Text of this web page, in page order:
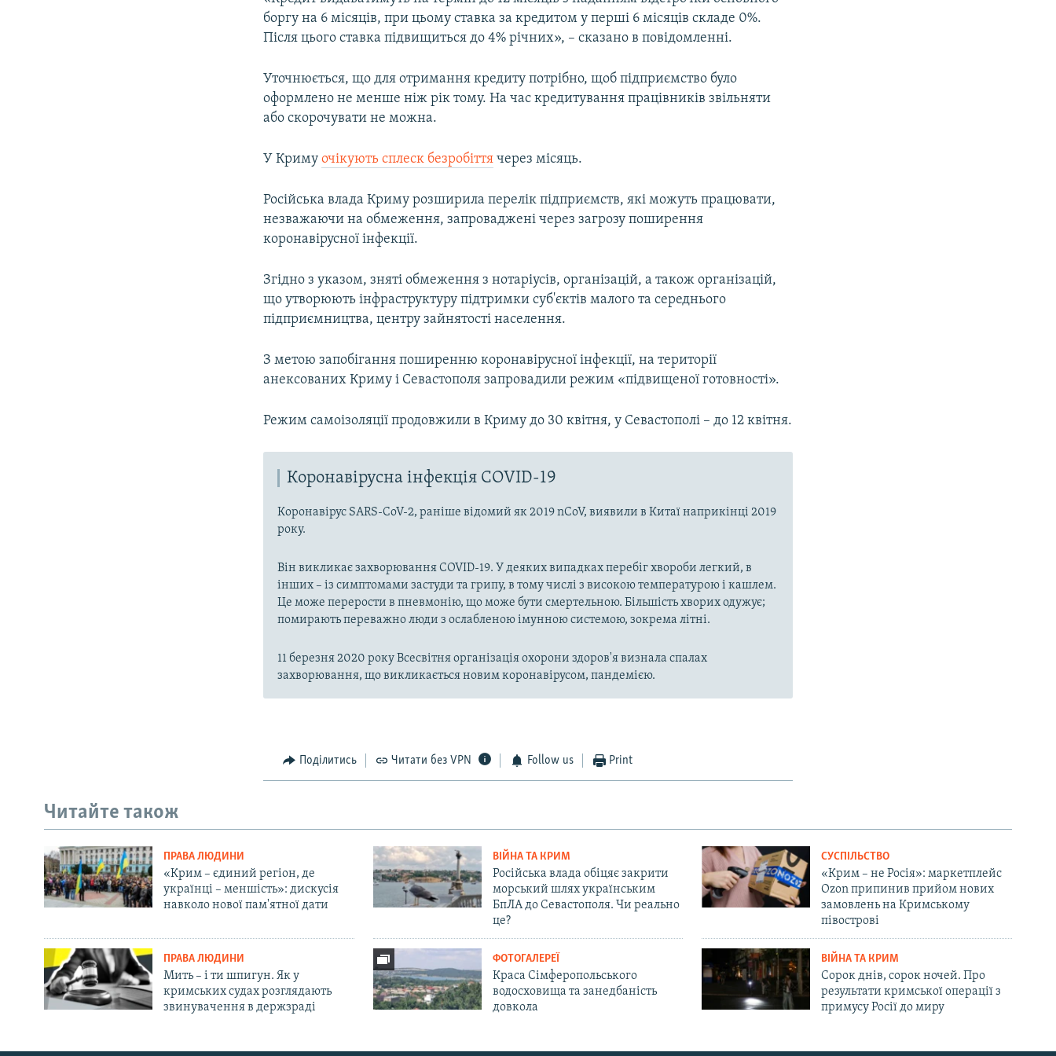
Русский
боргу на 6 місяців, при цьому ставка за кредитом у перші 6 місяців складе 0%.
Після цього ставка підвищиться до 4% річних», – сказано в повідомленні.
Уточнюється, що для отримання кредиту потрібно, щоб підприємство було
оформлено не менше ніж рік тому. На час кредитування працівників звільняти
або скорочувати не можна.
У Кримуочікують сплеск безробіття через місяць.
Російська влада Криму розширила перелік підприємств, які можуть працювати,
незважаючи на обмеження, запроваджені через загрозу поширення
коронавірусної інфекції.
Згідно з указом, зняті обмеження з нотаріусів, організацій, а також організацій,
що утворюють інфраструктуру підтримки суб'єктів малого та середнього
підприємництва, центру зайнятості населення.
З метою запобігання поширенню коронавірусної інфекції, на території
анексованих Криму і Севастополя запровадили режим «підвищеної готовності».
Режим самоізоляції продовжили в Криму до 30 квітня, у Севастополі – до 12 квітня.
Коронавірусна інфекція COVID-19
Коронавірус SARS-CoV-2, раніше відомий як 2019 nCoV, виявили в Китаї наприкінці 2019
року.
Він викликає захворювання COVID-19. У деяких випадках перебіг хвороби легкий, в
інших – із симптомами застуди та грипу, в тому числі з високою температурою і кашлем.
Це може перерости в пневмонію, що може бути смертельною. Більшість хворих одужує;
помирають переважно люди з ослабленою імунною системою, зокрема літні.
11 березня 2020 року Всесвітня організація охорони здоров'я визнала спалах
захворювання, що викликається новим коронавірусом, пандемією.
Поділитись Читати без VPN Follow us Print
Читайте також
ПРАВА ЛЮДИНИ
«Крим – єдиний регіон, де
українці – меншість»: дискусія
навколо нової пам'ятної дати
ВІЙНА ТА КРИМ
Російська влада обіцяє закрити
морський шлях українським
БпЛА до Севастополя. Чи реально
це?
СУСПІЛЬСТВО
«Крим – не Росія»: маркетплейс
Ozon припинив прийом нових
замовлень на Кримському
півострові
ПРАВА ЛЮДИНИ
Мить – і ти шпигун. Як у
кримських судах розглядають
звинувачення в держзраді
ФОТОГАЛЕРЕЇ
Краса Сімферопольського
водосховища та занедбаність
довкола
ВІЙНА ТА КРИМ
Сорок днів, сорок ночей. Про
результати кримської операції з
примусу Росії до миру